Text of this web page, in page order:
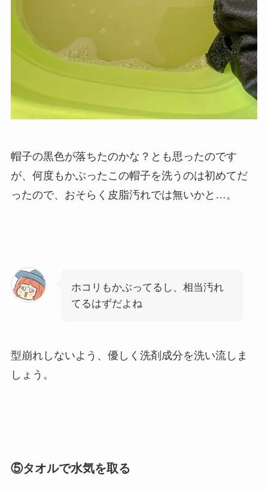
帽子の黒色が落ちたのかな？とも思ったのです
が、何度もかぶったこの帽子を洗うのは初めてだ
ったので、おそらく皮脂汚れでは無いかと…。
ホコリもかぶってるし、相当汚れ
てるはずだよね
型崩れしないよう、優しく洗剤成分を洗い流しま
しょう。
⑤タオルで水気を取る